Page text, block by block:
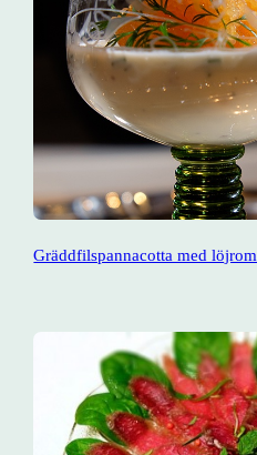
Gräddfilspannacotta med löjrom